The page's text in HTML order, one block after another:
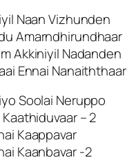
Naan Vizhunden
Amarndhirundhaar
Akkiniyil Nadanden
Ennai Nanaiththaar
Soolai Neruppo
Kaathiduvaar – 2
Kaappavar
Kaanbavar -2